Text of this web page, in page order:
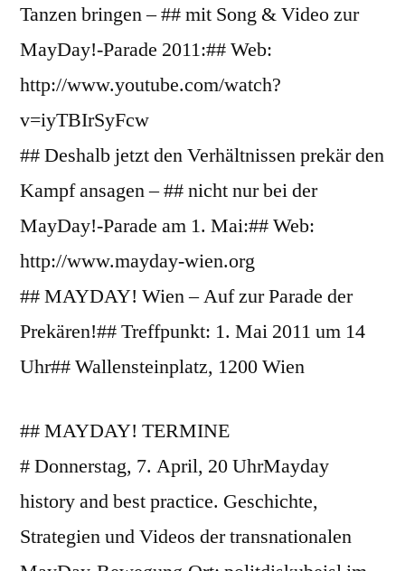
Tanzen bringen – ## mit Song & Video zur
MayDay!-Parade 2011:## Web:
http://www.youtube.com/watch?
v=iyTBIrSyFcw
## Deshalb jetzt den Verhältnissen prekär den
Kampf ansagen – ## nicht nur bei der
MayDay!-Parade am 1. Mai:## Web:
http://www.mayday-wien.org
## MAYDAY! Wien – Auf zur Parade der
Prekären!## Treffpunkt: 1. Mai 2011 um 14
Uhr## Wallensteinplatz, 1200 Wien
## MAYDAY! TERMINE
# Donnerstag, 7. April, 20 UhrMayday
history and best practice. Geschichte,
Strategien und Videos der transnationalen